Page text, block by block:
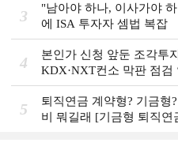
3
"남아야 하나, 이사가야
에 ISA 투자자 셈법 복잡
4
본인가 신청 앞둔 조각투
KDX·NXT컨소 막판 점검
5
퇴직연금 계약형? 기금형
비 뭐길래 [기금형 퇴직연